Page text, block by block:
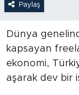
Paylaş
Dünya
kapsayan
ekonomi,
aşarak dev bir